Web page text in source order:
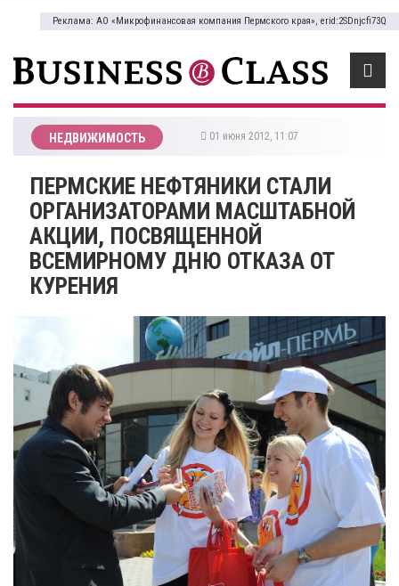
Реклама: АО «Микрофинансовая компания Пермского края», erid:2SDnjcfi73Q
НЕДВИЖИМОСТЬ 01 июня 2012, 11:07
ПЕРМСКИЕ НЕФТЯНИКИ СТАЛИ
ОРГАНИЗАТОРАМИ МАСШТАБНОЙ
АКЦИИ, ПОСВЯЩЕННОЙ
ВСЕМИРНОМУ ДНЮ ОТКАЗА ОТ
КУРЕНИЯ